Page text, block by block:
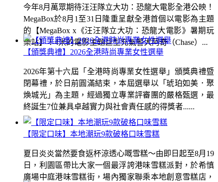
今年8月萬眾期待汪汪隊立大功：恐龍大電影全港公映！
MegaBox於8月1至31日隆重呈獻全港首個以電影為主題
的【MegaBox x《汪汪隊立大功：恐龍大電影》暑期玩
樂站】！4米的電影主題巨型充氣警犬阿奇（Chase）...
【限定口味】本地潮玩9款破格口味雪糕
夏日炎炎當然要食返杯涼透心嘅雪糕～由即日起至8月19
日，利園區帶比大家一個最浮誇港味雪糕派對，於希慎
廣場中庭港味雪糕街，場內獨家聯乘本地創意雪糕店，
【頒獎典禮】2026全港時尚專業女性選舉
2026年第十六屆「全港時尚專業女性選舉」頒獎典禮暨
閉幕禮，於日前圓滿結束，本屆選舉以「琥珀如美．聚
煥城光」為主題，經過獨立專業評審團的嚴格甄選，最
終誕生7位兼具卓越實力與社會責任感的得獎者......